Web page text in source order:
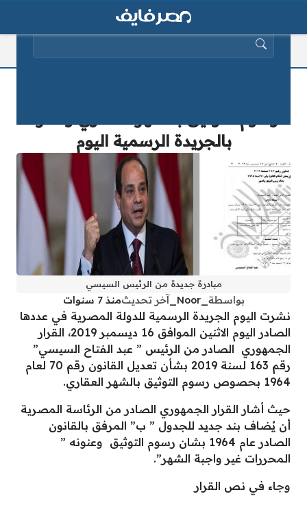
بالجريدة الرسمية اليوم
مبادرة جديدة من الرئيس السيسي
بواسطة _Noor_ آخر تحديثمنذ 7 سنوات
نشرت اليوم الجريدة الرسمية للدولة المصرية في عددها
الصادر اليوم الاثنين الموافق 16 ديسمبر 2019، القرار
الجمهوري الصادر من الرئيس ” عبد الفتاح السيسي”
رقم 163 لسنة 2019 بشأن تعديل القانون رقم 70 لعام
1964 بحصوص رسوم التوثيق بالشهر العقاري.
حيث أشار القرار الجمهوري الصادر من الرئاسة المصرية
أن يُضاف بند جديد للجدول ” ب” المرفق بالقانون
الصادر عام 1964 بشان رسوم التوثيق وعنونه ”
المحررات غير واجبة الشهر”.
وجاء في نص القرار
البحث عن: